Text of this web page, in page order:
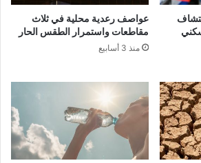
عواصف رعدية محلية في ثلاث
مقاطعات واستمرار الطقس الحار
منذ 3 أسابيع